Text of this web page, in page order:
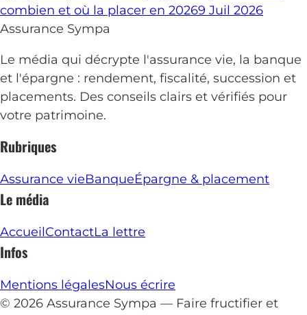
combien et où la placer en 20269 Juil 2026
Assurance Sympa
Le média qui décrypte l'assurance vie, la banque
et l'épargne : rendement, fiscalité, succession et
placements. Des conseils clairs et vérifiés pour
votre patrimoine.
Rubriques
Assurance vieBanqueÉpargne & placement
Le média
AccueilContactLa lettre
Infos
Mentions légalesNous écrire
© 2026 Assurance Sympa — Faire fructifier et